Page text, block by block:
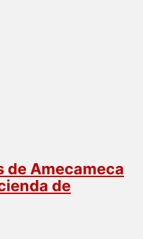
de Amecameca
de